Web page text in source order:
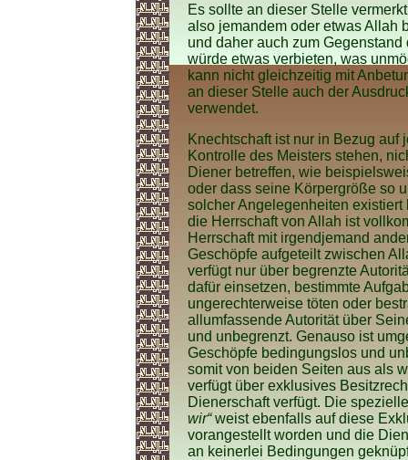
Es sollte an dieser Stelle
also jemandem oder etwas Allah
und daher auch zum
würde etwas verbieten, was
kann nicht gleichzeitig mit
an dieser Stelle auch der
verwendet.
Knechtschaft ist nur in Bezug auf
Kontrolle des Meisters stehen,
Diener betreffen, wie
oder dass seine Körpergröße so
solcher Angelegenheiten
die Herrschaft von Allah ist
Herrschaft mit irgendjemand
Geschöpfe aufgeteilt zwischen
verfügt nur über begrenzte
dafür einsetzen, bestimmte
ungerechterweise töten oder
allumfassende Autorität über
und unbegrenzt. Genauso ist
Geschöpfe bedingungslos und
somit von beiden Seiten aus als
verfügt über exklusives
Dienerschaft verfügt. Die
wir“weist ebenfalls auf diese
vorangestellt worden und die
an keinerlei Bedingungen